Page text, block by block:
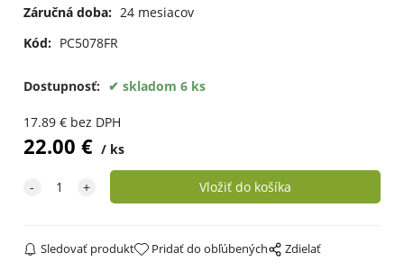
Záručná doba: 24 mesiacov
Kód: PC5078FR
Dostupnosť: skladom 6 ks
17.89€ bez DPH
22.00 € ks
Sledovať produkt Pridať do obľúbených Zdielať